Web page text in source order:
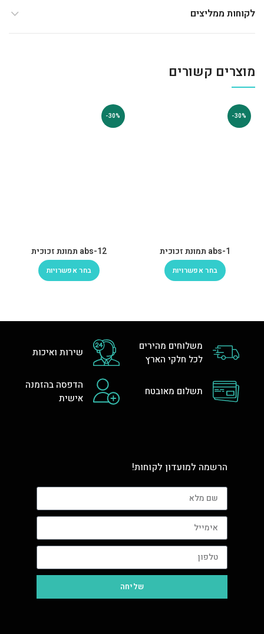
לקוחות ממליצים
מוצרים קשורים
-30%
abs-1 תמונת זכוכית
בחר אפשרויות
-30%
abs-12 תמונת זכוכית
בחר אפשרויות
משלוחים מהירים
לכל חלקי הארץ
שירות ואיכות
תשלום מאובטח
הדפסה בהזמנה
אישית
הרשמה למועדון לקוחות!
שליחה